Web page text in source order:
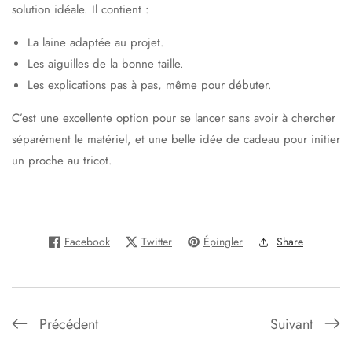
solution idéale. Il contient :
La laine adaptée au projet.
Les aiguilles de la bonne taille.
Les explications pas à pas, même pour débuter.
C’est une excellente option pour se lancer sans avoir à chercher
séparément le matériel, et une belle idée de cadeau pour initier
un proche au tricot.
Facebook Twitter Épingler Share
Précédent Suivant